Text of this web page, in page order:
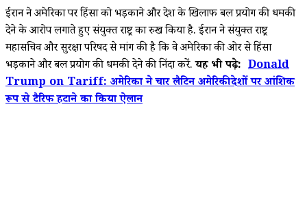
ईरान ने अमेरिका पर हिंसा को भड़काने और देश के खिलाफ बल प्रयोग की धमकी
देने के आरोप लगाते हुए संयुक्त राष्ट्र का रुख किया है. ईरान ने संयुक्त राष्ट्र
महासचिव और सुरक्षा परिषद से मांग की है कि वे अमेरिका की ओर से हिंसा
भड़काने और बल प्रयोग की धमकी देने की निंदा करें.यह भी पढ़े: Donald
Trump on Tariff: अमेरिका ने चार लैटिन अमेरिकी देशों पर आंशिक
रूप से टैरिफ हटाने का किया ऐलान